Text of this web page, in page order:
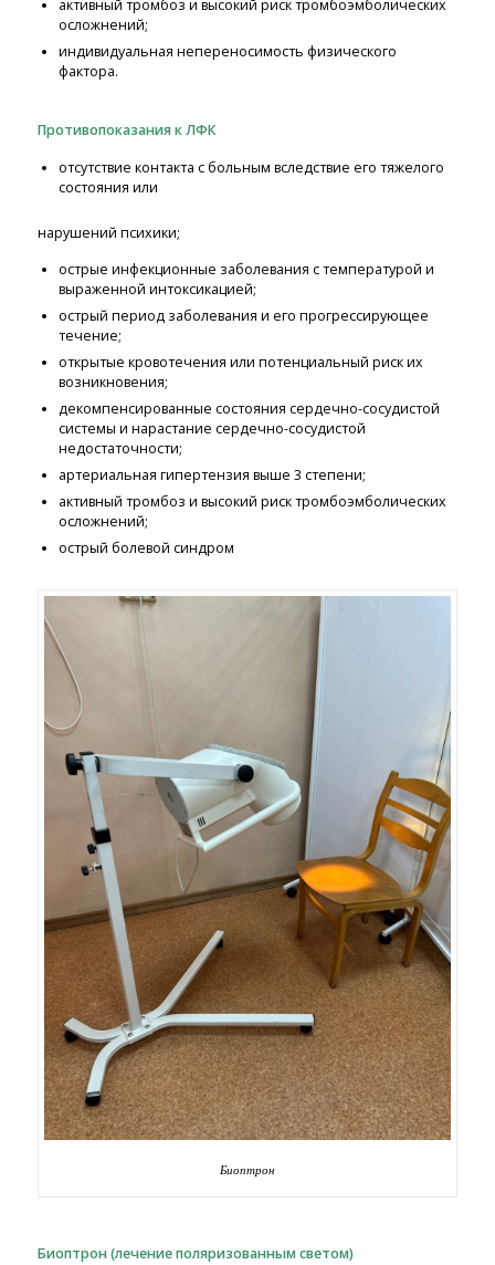
активный тромбоз и высокий риск тромбоэмболических
осложнений;
индивидуальная непереносимость физического
фактора.
Противопоказания к ЛФК
отсутствие контакта с больным вследствие его тяжелого
состояния или
нарушений психики;
острые инфекционные заболевания с температурой и
выраженной интоксикацией;
острый период заболевания и его прогрессирующее
течение;
открытые кровотечения или потенциальный риск их
возникновения;
декомпенсированные состояния сердечно-сосудистой
системы и нарастание сердечно-сосудистой
недостаточности;
артериальная гипертензия выше 3 степени;
активный тромбоз и высокий риск тромбоэмболических
осложнений;
острый болевой синдром
Биоптрон
Биоптрон (лечение поляризованным светом)